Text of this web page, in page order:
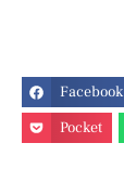
Facebook
Pocket